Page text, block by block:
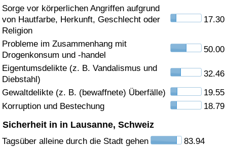
Sorge vor körperlichen Angriffen aufgrund
von Hautfarbe, Herkunft, Geschlecht oder
Religion
17.30
Probleme im Zusammenhang mit
Drogenkonsum und -handel
50.00
Eigentumsdelikte (z. B. Vandalismus und
Diebstahl)
32.46
Gewaltdelikte (z. B. (bewaffnete) Überfälle)
19.55
Korruption und Bestechung
18.79
Sicherheit in in Lausanne, Schweiz
Tagsüber alleine durch die Stadt gehen 83.94
Gesundheitsversorgungs-Index nach Land
Umweltverschmutzung
Umweltverschmutzungs-Index (aktuell)
Verschmutzungsindex
Umweltverschmutzungs-Index nach Land
Verkehr